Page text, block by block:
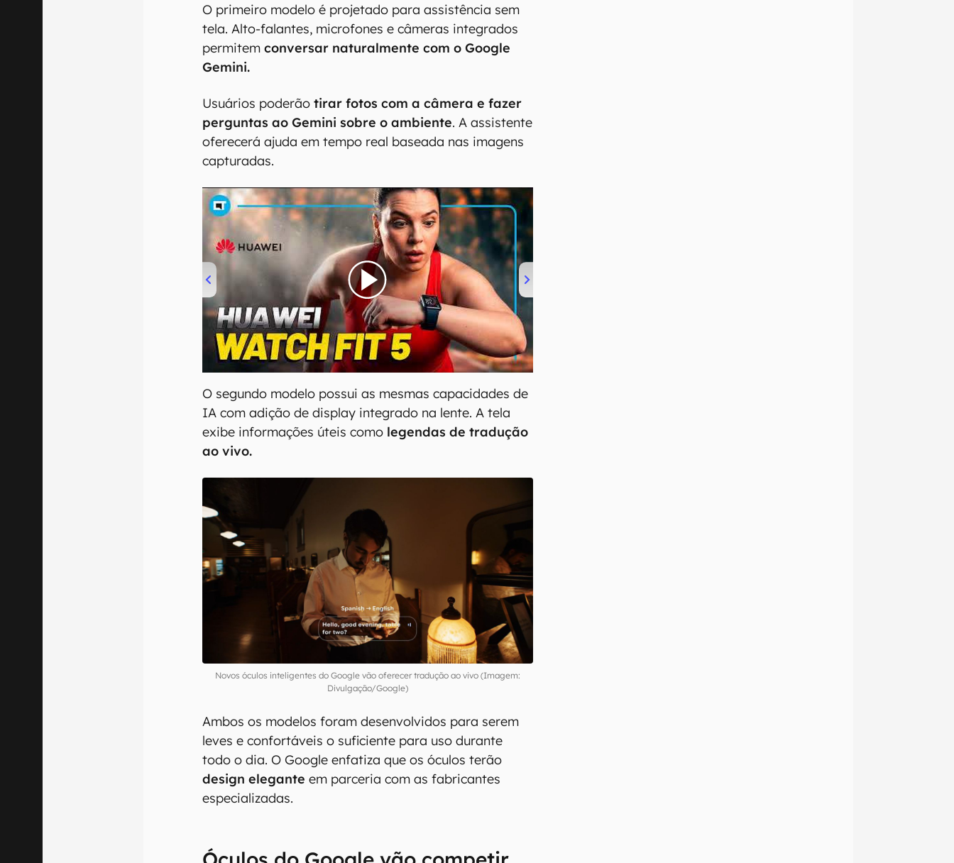
O primeiro modelo é projetado para assistência sem
tela. Alto-falantes, microfones e câmeras integrados
permitemconversar naturalmente com o Google
Gemini.
Usuários poderãotirar fotos com a câmera e fazer
perguntas ao Gemini sobre o ambiente. A assistente
oferecerá ajuda em tempo real baseada nas imagens
capturadas.
00:00/04:51
O segundo modelo possui as mesmas capacidades de
IA com adição de display integrado na lente. A tela
exibe informações úteis como legendas de tradução
ao vivo.
Novos óculos inteligentes do Google vão oferecer tradução ao vivo (Imagem:
Divulgação/Google)
Ambos os modelos foram desenvolvidos para serem
leves e confortáveis o suficiente para uso durante
todo o dia. O Google enfatiza que os óculos terão
design elegante em parceria com as fabricantes
especializadas.